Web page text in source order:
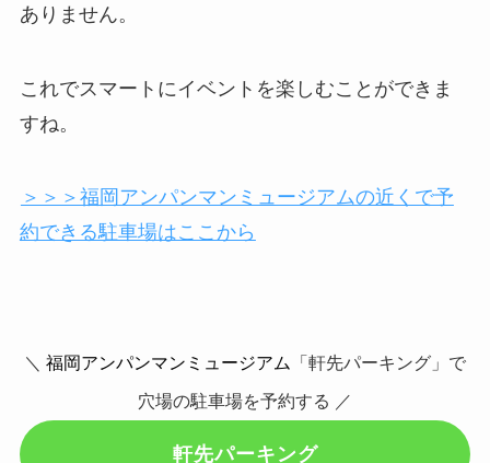
ありません。
これでスマートにイベントを楽しむことができま
すね。
＞＞＞福岡アンパンマンミュージアムの近くで予
約できる駐車場はここから
＼ 福岡アンパンマンミュージアム
「軒先パーキング」で
穴場の駐車場を予約する ／
軒先パーキング